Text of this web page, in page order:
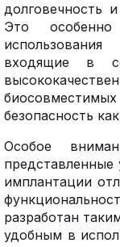
долговечность
Это
входящие в
безопасность
Особое
имплантации
разработан
удобным в